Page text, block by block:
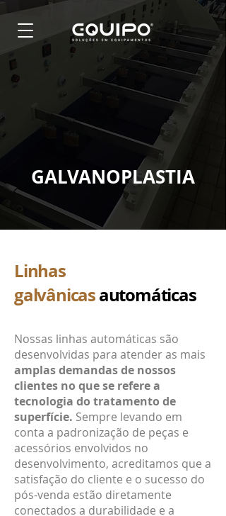
GALVANOPLASTIA
Linhas
galvânicasautomáticas
Nossas linhas automáticas são
desenvolvidas para atender as mais
amplas demandas de nossos
clientes no que se refere a
tecnologia do tratamento de
superfície. Sempre levando em
conta a padronização de peças e
acessórios envolvidos no
desenvolvimento, acreditamos que a
satisfação do cliente e o sucesso do
pós-venda estão diretamente
conectados a durabilidade e a